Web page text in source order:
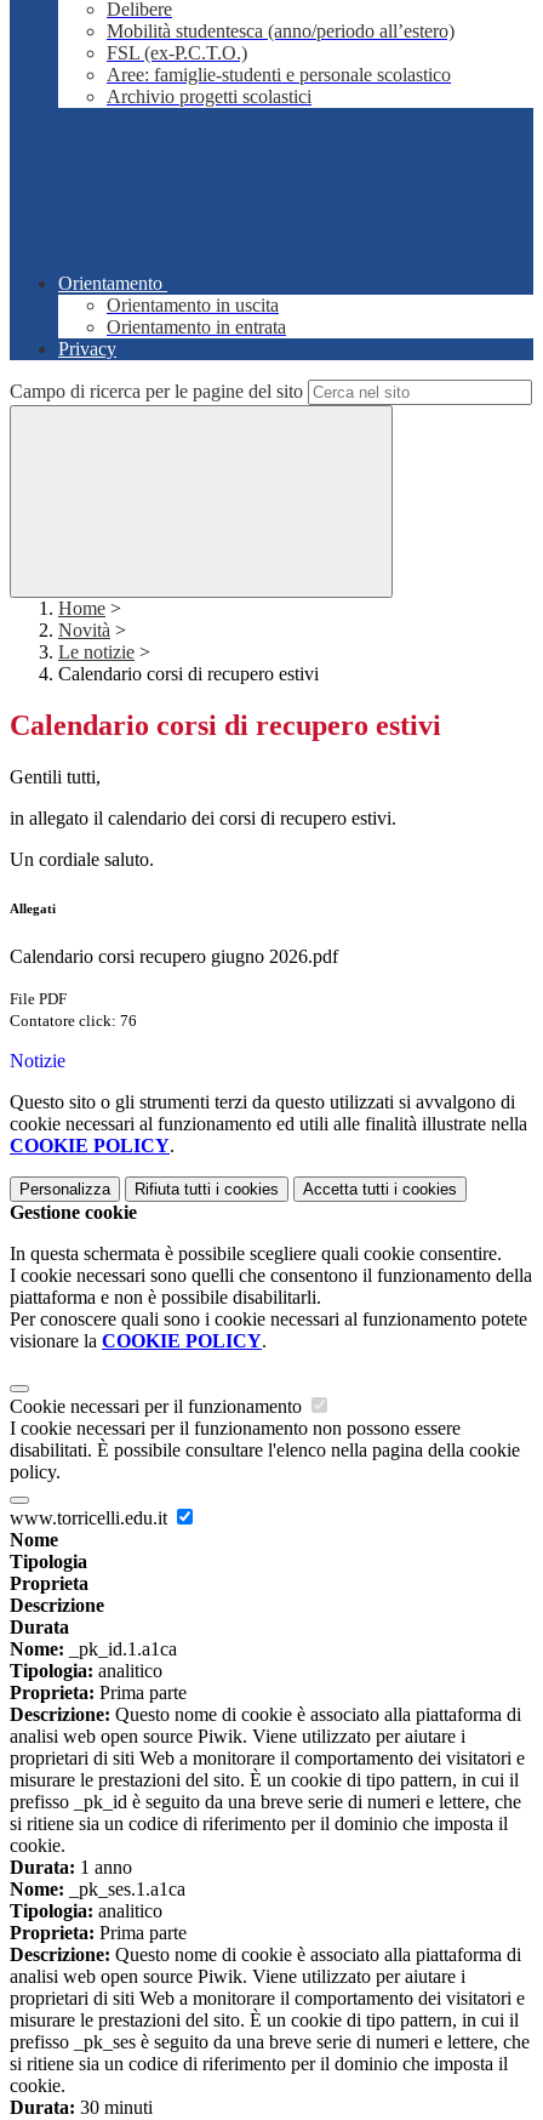
Delibere
Mobilità studentesca (anno/periodo all’estero)
FSL (ex-P.C.T.O.)
Aree: famiglie-studenti e personale scolastico
Archivio progetti scolastici
Orientamento
Orientamento in uscita
Orientamento in entrata
Privacy
Campo di ricerca per le pagine del sito
Home >
Novità >
Le notizie >
Calendario corsi di recupero estivi
Calendario corsi di recupero estivi
Gentili tutti,
in allegato il calendario dei corsi di recupero estivi.
Un cordiale saluto.
Allegati
Calendario corsi recupero giugno 2026.pdf
File PDF
Contatore click: 76
Notizie
Questo sito o gli strumenti terzi da questo utilizzati si avvalgono di
cookie necessari al funzionamento ed utili alle finalità illustrate nella
COOKIE POLICY.
Personalizza Rifiuta tutti i cookies Accetta tutti i cookies
Gestione cookie
In questa schermata è possibile scegliere quali cookie consentire.
I cookie necessari sono quelli che consentono il funzionamento della
piattaforma e non è possibile disabilitarli.
Per conoscere quali sono i cookie necessari al funzionamento potete
visionare la COOKIE POLICY.
Cookie necessari per il funzionamento
I cookie necessari per il funzionamento non possono essere
disabilitati. È possibile consultare l'elenco nella pagina della cookie
policy.
www.torricelli.edu.it
Nome
Tipologia
Proprieta
Descrizione
Durata
Nome: _pk_id.1.a1ca
Tipologia: analitico
Proprieta: Prima parte
Descrizione: Questo nome di cookie è associato alla piattaforma di
analisi web open source Piwik. Viene utilizzato per aiutare i
proprietari di siti Web a monitorare il comportamento dei visitatori e
misurare le prestazioni del sito. È un cookie di tipo pattern, in cui il
prefisso _pk_id è seguito da una breve serie di numeri e lettere, che
si ritiene sia un codice di riferimento per il dominio che imposta il
cookie.
Durata: 1 anno
Nome: _pk_ses.1.a1ca
Tipologia: analitico
Proprieta: Prima parte
Descrizione: Questo nome di cookie è associato alla piattaforma di
analisi web open source Piwik. Viene utilizzato per aiutare i
proprietari di siti Web a monitorare il comportamento dei visitatori e
misurare le prestazioni del sito. È un cookie di tipo pattern, in cui il
prefisso _pk_ses è seguito da una breve serie di numeri e lettere, che
si ritiene sia un codice di riferimento per il dominio che imposta il
cookie.
Durata: 30 minuti